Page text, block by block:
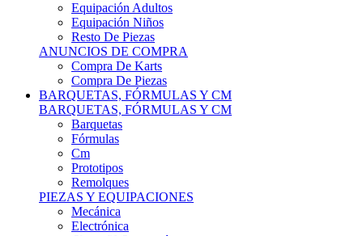
Resto De Piezas
ANUNCIOS DE COMPRA
Compra De Karts
Compra De Piezas
BARQUETAS, FÓRMULAS Y CM
BARQUETAS, FÓRMULAS Y CM
Barquetas
Fórmulas
Cm
Prototipos
Remolques
PIEZAS Y EQUIPACIONES
Mecánica
Electrónica
Chasis Y Carrocería